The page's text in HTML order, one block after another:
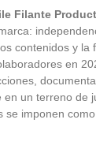
Filante
contenidos y la
en
un terreno de
se imponen